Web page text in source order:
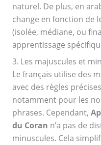
naturel. De plus, en
change en fonction de
(isolée, médiane, ou
apprentissage
3. Les majuscules et
Le français utilise des
avec des règles
notamment pour les
phrases. Cependant,
du Coran n’a pas de
minuscules. Cela